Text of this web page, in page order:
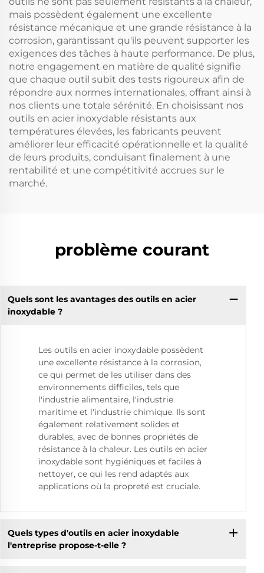
mais possèdent également une excellente
résistance mécanique et une grande résistance à la
corrosion, garantissant qu'ils peuvent supporter les
exigences des tâches à haute performance. De plus,
notre engagement en matière de qualité signifie
que chaque outil subit des tests rigoureux afin de
répondre aux normes internationales, offrant ainsi à
nos clients une totale sérénité. En choisissant nos
outils en acier inoxydable résistants aux
températures élevées, les fabricants peuvent
améliorer leur efficacité opérationnelle et la qualité
de leurs produits, conduisant finalement à une
rentabilité et une compétitivité accrues sur le
marché.
problème courant
Quels sont les avantages des outils en acier
inoxydable ?
Les outils en acier inoxydable possèdent
une excellente résistance à la corrosion,
ce qui permet de les utiliser dans des
environnements difficiles, tels que
l'industrie alimentaire, l'industrie
maritime et l'industrie chimique. Ils sont
également relativement solides et
durables, avec de bonnes propriétés de
résistance à la chaleur. Les outils en acier
inoxydable sont hygiéniques et faciles à
nettoyer, ce qui les rend adaptés aux
applications où la propreté est cruciale.
Quels types d'outils en acier inoxydable
l'entreprise propose-t-elle ?